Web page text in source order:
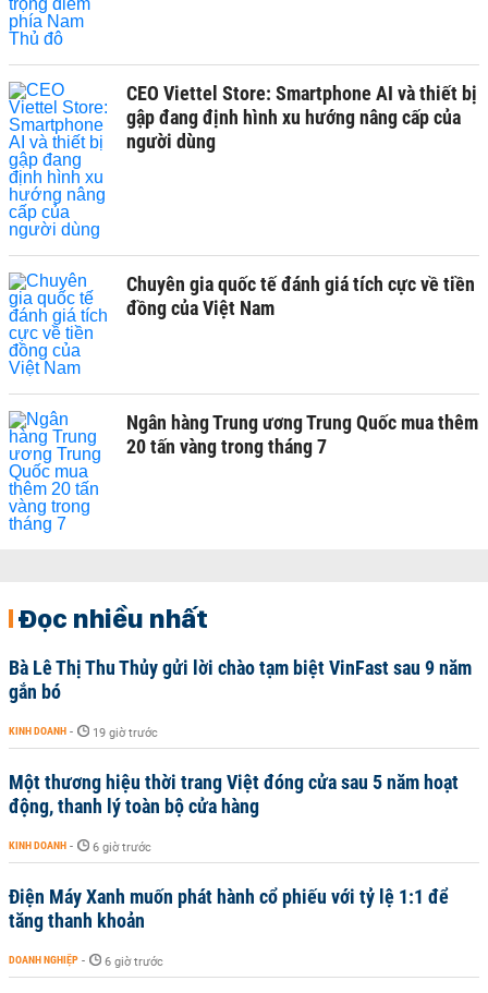
CEO Viettel Store: Smartphone AI và thiết bị
gập đang định hình xu hướng nâng cấp của
người dùng
Chuyên gia quốc tế đánh giá tích cực về tiền
đồng của Việt Nam
Ngân hàng Trung ương Trung Quốc mua thêm
20 tấn vàng trong tháng 7
Đọc nhiều nhất
Bà Lê Thị Thu Thủy gửi lời chào tạm biệt VinFast sau 9 năm
gắn bó
KINH DOANH - 19 giờ trước
Một thương hiệu thời trang Việt đóng cửa sau 5 năm hoạt
động, thanh lý toàn bộ cửa hàng
KINH DOANH - 6 giờ trước
Điện Máy Xanh muốn phát hành cổ phiếu với tỷ lệ 1:1 để
tăng thanh khoản
DOANH NGHIỆP - 6 giờ trước